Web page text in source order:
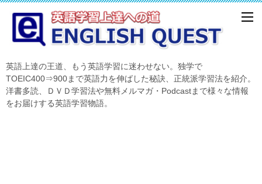
英語上達の王道、もう英語学習に迷わせない。独学で
TOEIC400⇒900まで英語力を伸ばした秘訣、正統派学習法を紹介。
洋書多読、ＤＶＤ学習法や無料メルマガ・Podcastまで様々な情報
をお届けする英語学習物語。